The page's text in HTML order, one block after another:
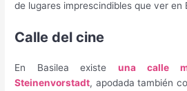
de lugares imprescindibles que ver en
Calle del cine
En Basilea existeuna calle
Steinenvorstadt, apodada también